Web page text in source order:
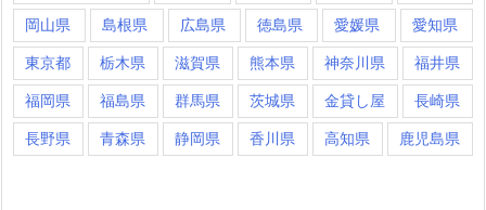
岡山県 島根県 広島県 徳島県 愛媛県 愛知県
東京都 栃木県 滋賀県 熊本県 神奈川県 福井県
福岡県 福島県 群馬県 茨城県 金貸し屋 長崎県
長野県 青森県 静岡県 香川県 高知県 鹿児島県